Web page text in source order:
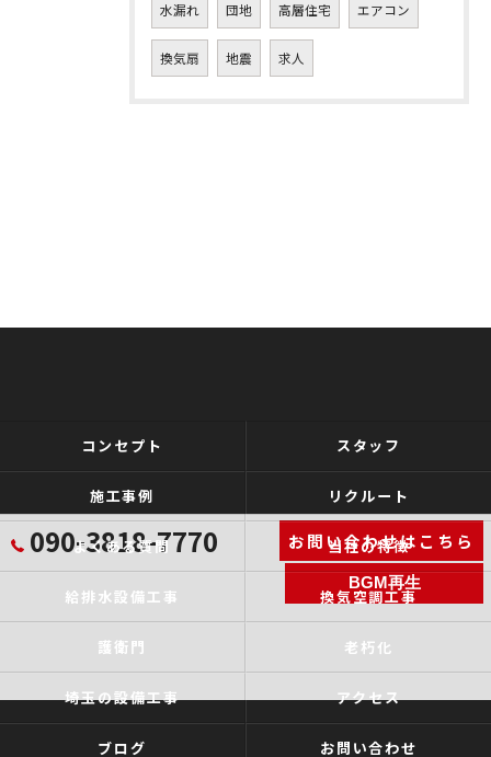
水漏れ 団地 高層住宅 エアコン
換気扇 地震 求人
090-3818-7770 お問い合わせはこちら
BGM再生
コンセプト スタッフ
施工事例 リクルート
よくある質問 当社の特徴
給排水設備工事 換気空調工事
護衛門 老朽化
埼玉の設備工事 アクセス
ブログ お問い合わせ